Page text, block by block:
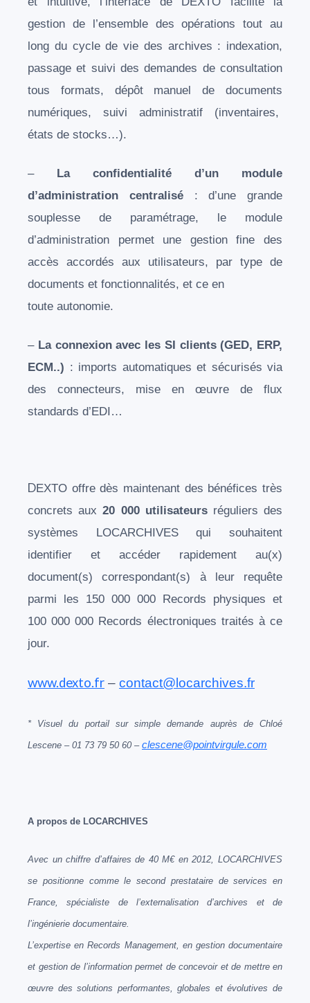
gestion de l’ensemble des opérations tout au
long du cycle de vie des archives : indexation,
passage et suivi des demandes de consultation
tous formats, dépôt manuel de documents
numériques, suivi administratif (inventaires,
états de stocks…).
– La confidentialité d’un module
d’administration centralisé : d’une grande
souplesse de paramétrage, le module
d’administration permet une gestion fine des
accès accordés aux utilisateurs, par type de
documents et fonctionnalités, et ce en
toute autonomie.
– La connexion avec les SI clients (GED, ERP,
ECM..) : imports automatiques et sécurisés via
des connecteurs, mise en œuvre de flux
standards d’EDI…
DEXTO offre dès maintenant des bénéfices très
concrets aux20 000 utilisateurs réguliers des
systèmes LOCARCHIVES qui souhaitent
identifier et accéder rapidement au(x)
document(s) correspondant(s) à leur requête
parmi les 150 000 000 Records physiques et
100 000 000 Records électroniques traités à ce
jour.
www.dexto.fr – contact@locarchives.fr
* Visuel du portail sur simple demande auprès de Chloé
Lescene – 01 73 79 50 60 – clescene@pointvirgule.com
A propos de LOCARCHIVES
Avec un chiffre d’affaires de 40 M€ en 2012, LOCARCHIVES
se positionne comme le second prestataire de services en
France, spécialiste de l’externalisation d’archives et de
l’ingénierie documentaire.
L’expertise en Records Management, en gestion documentaire
et gestion de l’information permet de concevoir et de mettre en
œuvre des solutions performantes, globales et évolutives de